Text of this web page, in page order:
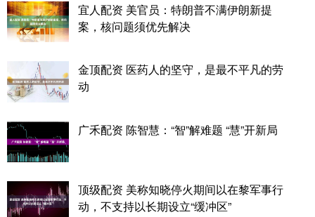
宜人配资 美官员：特朗普不满伊朗新提
案，核问题须优先解决
金顶配资 医药人的坚守，是最不平凡的劳
动
广禾配资 陈智慧：“智”解难题 “慧”开新局
顶级配资 美称知晓停火期间以在黎军事行
动，不支持以长期设立“缓冲区”